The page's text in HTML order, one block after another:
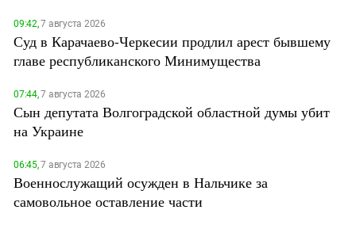
09:42,7 августа 2026
Суд в Карачаево-Черкесии продлил арест бывшему
главе республиканского Минимущества
07:44,7 августа 2026
Сын депутата Волгоградской областной думы убит
на Украине
06:45,7 августа 2026
Военнослужащий осужден в Нальчике за
самовольное оставление части